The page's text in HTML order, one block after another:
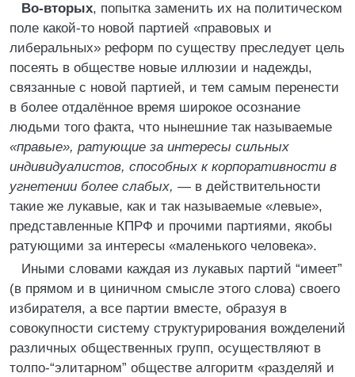
Во-вторых, попытка заменить их на политическом
поле какой-то новой партией «правовых и
либеральных» реформ по существу преследует цель
посеять в обществе новые иллюзии и надежды,
связанные с новой партией, и тем самым перенести
в более отдалённое время широкое осознание
людьми того факта, что нынешние так называемые
«правые», ратующие за интересы сильных
индивидуалистов, способных к корпоративности в
угнетении более слабых, — в действительности
такие же лукавые, как и так называемые «левые»,
представленные КПРФ и прочими партиями, якобы
ратующими за интересы «маленького человека».
Иными словами каждая из лукавых партий “имеет”
(в прямом и в циничном смысле этого слова) своего
избирателя, а все партии вместе, образуя в
совокупности систему структурирования вожделений
различных общественных групп, осуществляют в
толпо-“элитарном” обществе алгоритм «разделяй и